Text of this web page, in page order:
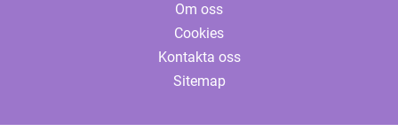
Om oss
Cookies
Kontakta oss
Sitemap